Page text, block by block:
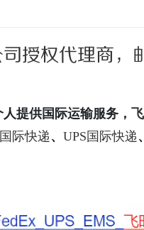
授权代理商
提供国际运输服务，
际快递 、 UPS国际快递